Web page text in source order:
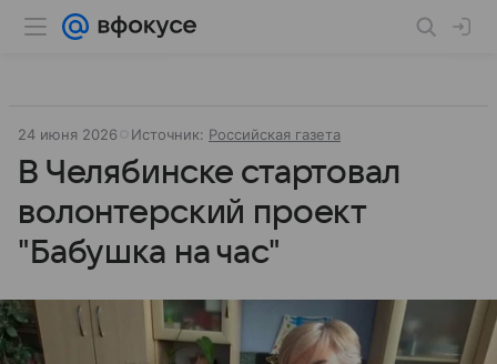
24 июня 2026 Источник: Российская газета
В Челябинске стартовал
волонтерский проект
"Бабушка на час"